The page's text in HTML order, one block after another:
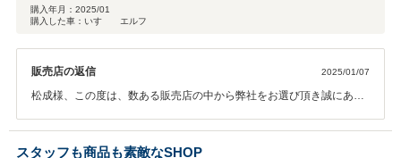
購入年月： 2025/01
購入した車：いすゞ エルフ
販売店の返信 2025/01/07
松成様、この度は、数ある販売店の中から弊社をお選び頂き誠にあり
頂き、またご納車時にもご来店誠にありがとうございました。そし
て、この様な高評価を頂き大変感謝申し上げます。高評価のクチコミ
スタッフも商品も素敵なSHOP